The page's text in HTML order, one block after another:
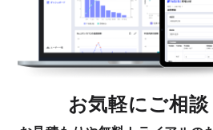
お気軽にご相